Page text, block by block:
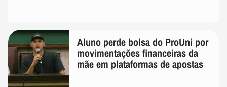
Aluno perde bolsa do ProUni por
movimentações financeiras da
mãe em plataformas de apostas